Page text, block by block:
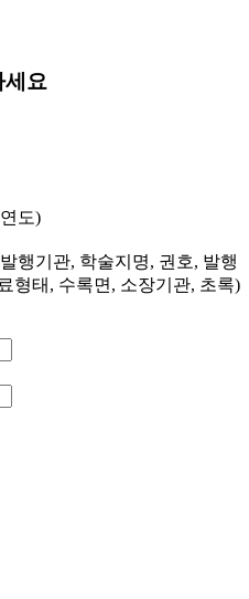
세요
도)
행기관, 학술지명, 권호, 발행
형태, 수록면, 소장기관, 초록)